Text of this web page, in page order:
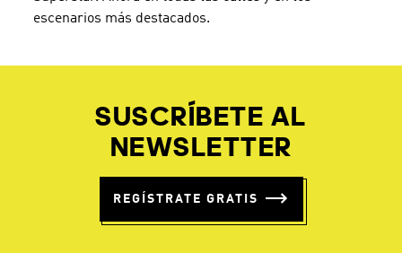
escenarios más destacados.
SUSCRÍBETE AL
NEWSLETTER
REGÍSTRATE GRATIS